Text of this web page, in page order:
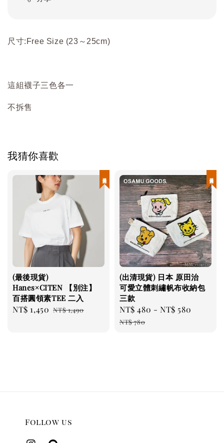
尺寸:Free Size (23～25cm)
這組襪子三色各一
不拆售
我猜你喜歡
(最後現貨)
Hanes×CITEN 【別注】
百搭圓領素TEE 二入
Sale
NT$ 1,450 Regular
NT$ 1,490
(出清現貨) 日本 原田治
可愛立體刺繡帆布收納包
三款
Sale
price
NT$ 480 -NT$ 580
NT$ 780
Follow us